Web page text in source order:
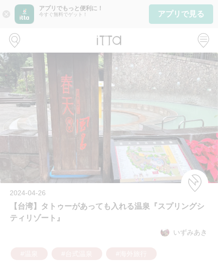
close
アプリでもっと便利に！
今すぐ無料でゲット！ アプリで見る
2024-04-26
【台湾】タトゥーがあっても入れる温泉『スプリングシ
ティリゾート』
いずみあき